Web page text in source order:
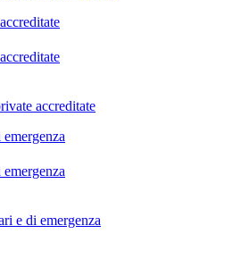
accreditate
e di emergenza